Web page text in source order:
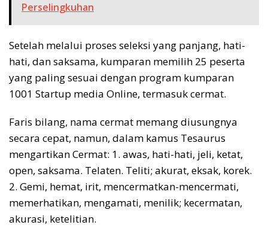
Perselingkuhan
Setelah melalui proses seleksi yang panjang, hati-
hati, dan saksama, kumparan memilih 25 peserta
yang paling sesuai dengan program kumparan
1001 Startup media Online, termasuk cermat.
Faris bilang, nama cermat memang diusungnya
secara cepat, namun, dalam kamus Tesaurus
mengartikan Cermat: 1. awas, hati-hati, jeli, ketat,
open, saksama. Telaten. Teliti; akurat, eksak, korek.
2. Gemi, hemat, irit, mencermatkan-mencermati,
memerhatikan, mengamati, menilik; kecermatan,
akurasi, ketelitian.